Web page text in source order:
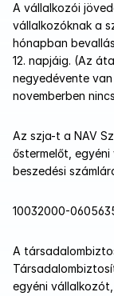
A vállalkozói
vállalkozóknak a
hónapban
12. napjáig. (Az
negyedévente
novemberben
Az szja-t a NAV
őstermelőt,
beszedési
10032000-
A
egyéni